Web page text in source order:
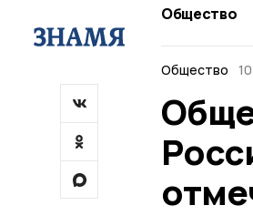
Общество
Общество